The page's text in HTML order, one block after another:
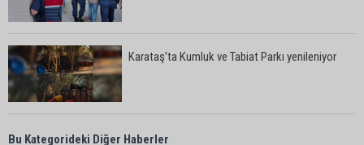
Karataş’ta Kumluk ve Tabiat Parkı yenileniyor
Bekir Şimşek’ten Mustafa Özkan’a ziyaret
Bu Kategorideki Diğer Haberler